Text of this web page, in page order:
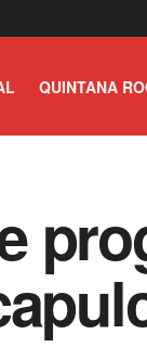
QUINTANA